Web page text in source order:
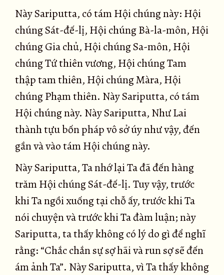
Này Sariputta, có tám Hội chúng này: Hội
chúng Sát-đế-lị, Hội chúng Bà-la-môn, Hội
chúng Gia chủ, Hội chúng Sa-môn, Hội
chúng Tứ thiên vương, Hội chúng Tam
thập tam thiên, Hội chúng Màra, Hội
chúng Phạm thiên. Này Sariputta, có tám
Hội chúng này. Này Sariputta, Như Lai
thành tựu bốn pháp vô sở úy như vậy, đến
gần và vào tám Hội chúng này.
Này Sariputta, Ta nhớ lại Ta đã đến hàng
trăm Hội chúng Sát-đế-lị. Tuy vậy, trước
khi Ta ngồi xuống tại chỗ ấy, trước khi Ta
nói chuyện và trước khi Ta đàm luận; này
Sariputta, ta thấy không có lý do gì để nghĩ
rằng: “Chắc chắn sự sợ hãi và run sợ sẽ đến
ám ảnh Ta”. Này Sariputta, vì Ta thấy không